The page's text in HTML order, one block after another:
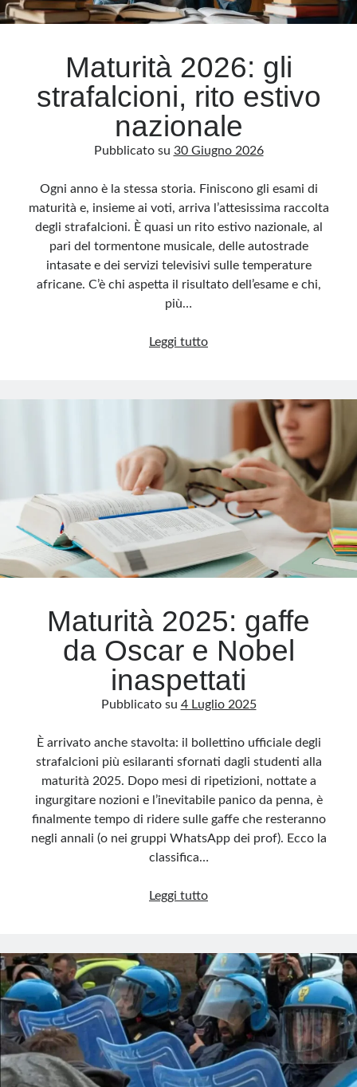
Archivio
Questo blog non rappresenta una testata giornalistica, in quanto viene aggiornato
sensi della legge n· 62 del 7.03.2001. L’autore non è responsabile di quanto
pubblicato dai lettori nei commenti ai vari post. Saranno comunque cancellati quelli
ritenuti offensivi o lesivi dell’immagine o dell’onorabilità di terzi, di genere spam,
razzisti o che contengano dati personali non conformi al rispetto delle norme sulla
privacy. Alcune immagini inserite in questo blog sono tratte da Internet e, pertanto,
considerate di pubblico dominio. Qualora la loro pubblicazione violasse eventuali
diritti d’autore, vi invito a comunicarlo via e-mail a info[at]dinovalle.it e saranno
Meta
Maturità 2026: gli
strafalcioni, rito estivo
nazionale
Pubblicato su 30 Giugno 2026
Ogni anno è la stessa storia. Finiscono gli esami di
maturità e, insieme ai voti, arriva l’attesissima raccolta
degli strafalcioni. È quasi un rito estivo nazionale, al
pari del tormentone musicale, delle autostrade
intasate e dei servizi televisivi sulle temperature
africane. C’è chi aspetta il risultato dell’esame e chi,
più…
Leggi tuttoMaturità
strafalcioni,
nazionale
Maturità 2025: gaffe
da Oscar e Nobel
inaspettati
Pubblicato su 4 Luglio 2025
È arrivato anche stavolta: il bollettino ufficiale degli
strafalcioni più esilaranti sfornati dagli studenti alla
maturità 2025. Dopo mesi di ripetizioni, nottate a
ingurgitare nozioni e l’inevitabile panico da penna, è
finalmente tempo di ridere sulle gaffe che resteranno
negli annali (o nei gruppi WhatsApp dei prof). Ecco la
classifica…
Leggi tuttoMaturità
da
Oscar
e
Nobel
inaspettati